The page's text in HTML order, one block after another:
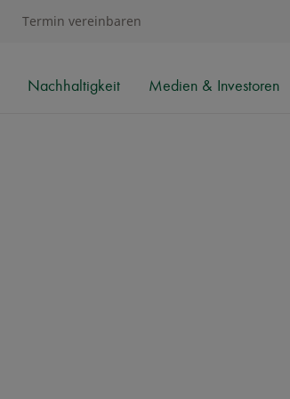
Nachhaltigkeit Medien & Investoren
Termin vereinbaren